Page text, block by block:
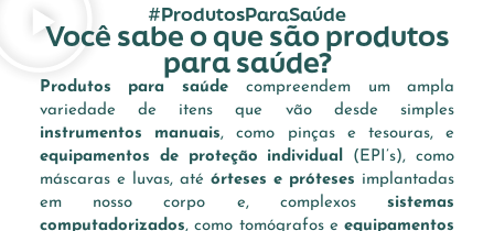
#ProdutosParaSaúde
Você sabe o que são produtos
para saúde?
Produtos para saúde compreendem um ampla
variedade de itens que vão desde simples
instrumentos manuais, como pinças e tesouras, e
equipamentos de proteção individual (EPI’s), como
máscaras e luvas, atéórteses e próteses implantadas
em nosso corpo e, complexossistemas
computadorizados, como tomógrafos eequipamentos